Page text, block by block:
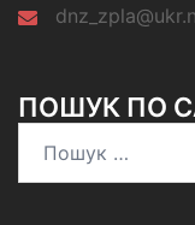
ПОШУК ПО